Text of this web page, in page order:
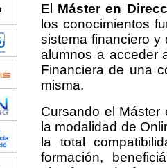
El Máster en
los conocimientos
sistema financiero
alumnos a acceder
Financiera de una
misma.
Cursando el Máster
la modalidad de
la total
formación,